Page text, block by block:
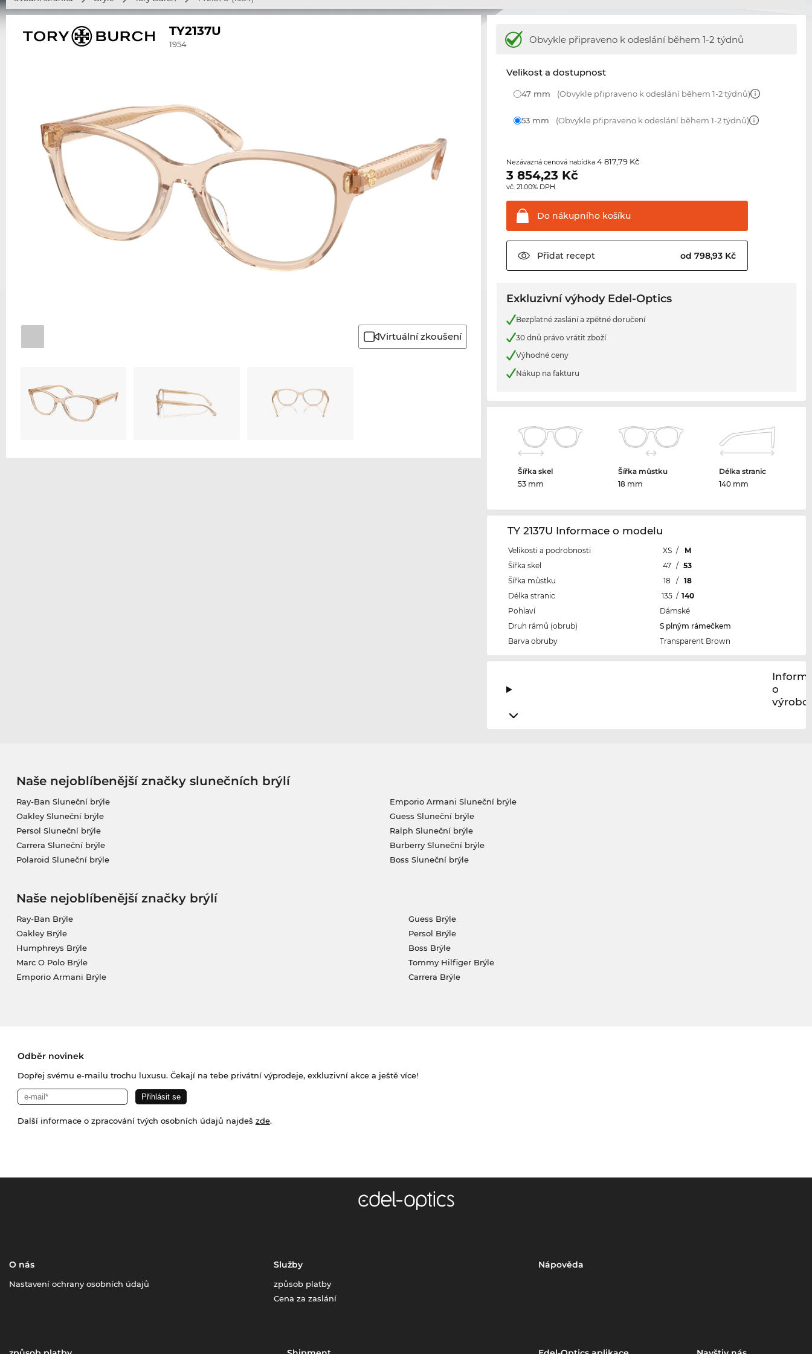
TY2137U
1954
Virtuální zkoušení
Obvykle připraveno k odeslání během 1-2 týdnů
Velikost a dostupnost
47 mm (Obvykle připraveno k odeslání během 1-2 týdnů)
53 mm (Obvykle připraveno k odeslání během 1-2 týdnů)
Nezávazná cenová nabídka4 817,79 Kč
3 854,23 Kč
vč. 21.00% DPH.
Do nákupního košíku
Přidat recept od 798,93 Kč
Exkluzivní výhody Edel-Optics
Bezplatné zaslání a zpětné doručení
30 dnů právo vrátit zboží
Výhodné ceny
Nákup na fakturu
Šířka skel
53 mm
Šířka můstku
18 mm
Délka stranic
140 mm
TY 2137U Informace o modelu
Velikosti a podrobnosti XS /
M
Šířka skel
47 / 53
Šířka můstku
18 / 18
Délka stranic
135 / 140
Pohlaví
Dámské
Druh rámů (obrub)
S plným rámečkem
Barva obruby
Transparent Brown
o
výrobci
Naše nejoblíbenější značky slunečních brýlí
Ray-Ban Sluneční brýle
Oakley Sluneční brýle
Persol Sluneční brýle
Carrera Sluneční brýle
Polaroid Sluneční brýle
Emporio Armani Sluneční brýle
Guess Sluneční brýle
Ralph Sluneční brýle
Burberry Sluneční brýle
Boss Sluneční brýle
Naše nejoblíbenější značky brýlí
Ray-Ban Brýle
Oakley Brýle
Humphreys Brýle
Marc O Polo Brýle
Emporio Armani Brýle
Guess Brýle
Persol Brýle
Boss Brýle
Tommy Hilfiger Brýle
Carrera Brýle
Odběr novinek
Dopřej svému e-mailu trochu luxusu. Čekají na tebe privátní výprodeje, exkluzivní akce a ještě více!
Další informace o zpracování tvých osobních údajů najdeš zde.
O nás
Nastavení ochrany osobních údajů
Služby
způsob platby
Cena za zaslání
Nápověda